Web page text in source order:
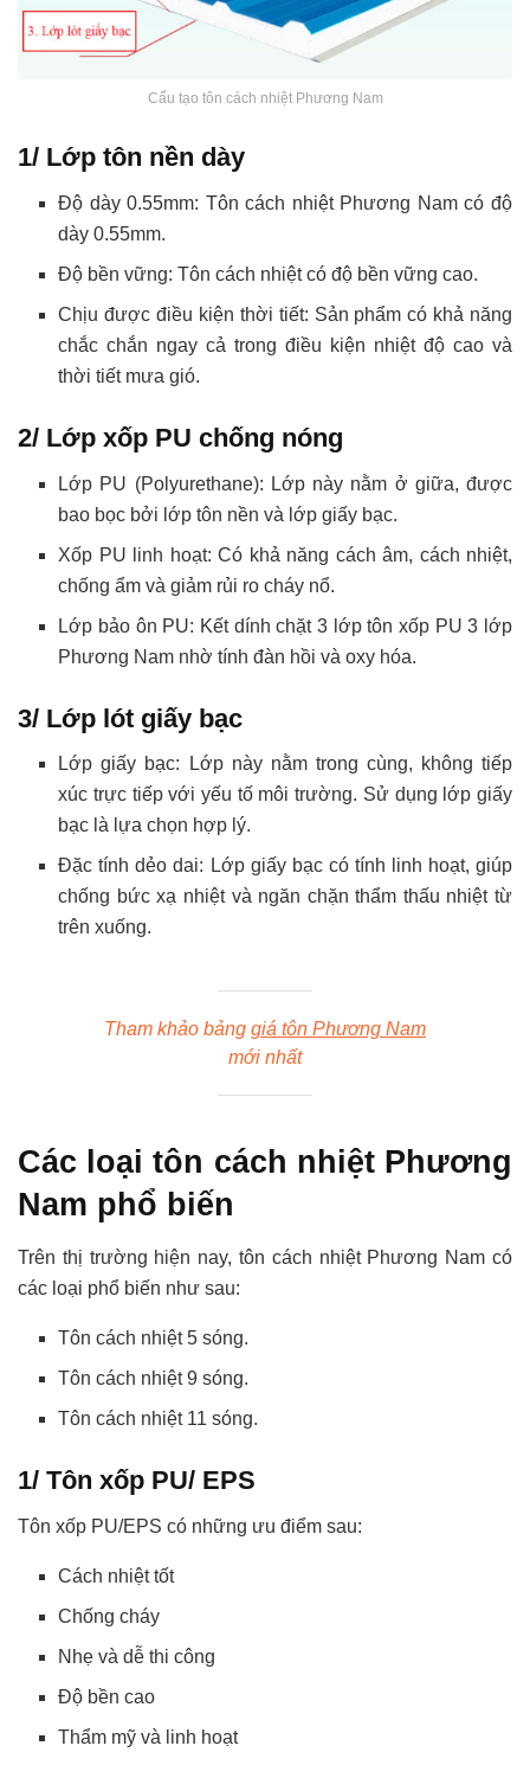
Cấu tạo tôn cách nhiệt Phương Nam
1/ Lớp tôn nền dày
Độ dày 0.55mm: Tôn cách nhiệt Phương Nam có độ
dày 0.55mm.
Độ bền vững: Tôn cách nhiệt có độ bền vững cao.
Chịu được điều kiện thời tiết: Sản phẩm có khả năng
chắc chắn ngay cả trong điều kiện nhiệt độ cao và
thời tiết mưa gió.
2/ Lớp xốp PU chống nóng
Lớp PU (Polyurethane): Lớp này nằm ở giữa, được
bao bọc bởi lớp tôn nền và lớp giấy bạc.
Xốp PU linh hoạt: Có khả năng cách âm, cách nhiệt,
chống ẩm và giảm rủi ro cháy nổ.
Lớp bảo ôn PU: Kết dính chặt 3 lớp tôn xốp PU 3 lớp
Phương Nam nhờ tính đàn hồi và oxy hóa.
3/ Lớp lót giấy bạc
Lớp giấy bạc: Lớp này nằm trong cùng, không tiếp
xúc trực tiếp với yếu tố môi trường. Sử dụng lớp giấy
bạc là lựa chọn hợp lý.
Đặc tính dẻo dai: Lớp giấy bạc có tính linh hoạt, giúp
chống bức xạ nhiệt và ngăn chặn thẩm thấu nhiệt từ
trên xuống.
Tham khảo bảng giá tôn Phương Nam
mới nhất
Các loại tôn cách nhiệt Phương
Nam phổ biến
Trên thị trường hiện nay, tôn cách nhiệt Phương Nam có
các loại phổ biến như sau:
Tôn cách nhiệt 5 sóng.
Tôn cách nhiệt 9 sóng.
Tôn cách nhiệt 11 sóng.
1/ Tôn xốp PU/ EPS
Tôn xốp PU/EPS có những ưu điểm sau:
Cách nhiệt tốt
Chống cháy
Nhẹ và dễ thi công
Độ bền cao
Thẩm mỹ và linh hoạt